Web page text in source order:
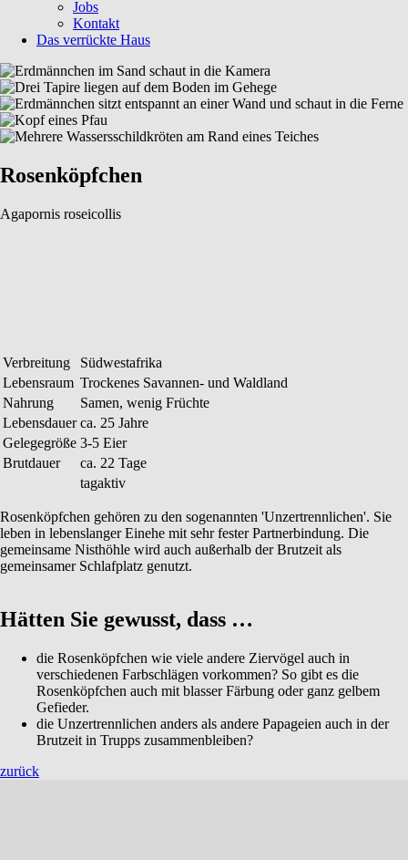
Jobs
Kontakt
Das verrückte Haus
Rosenköpfchen
Agapornis roseicollis
Verbreitung
Südwestafrika
Lebensraum Trockenes Savannen- und Waldland
Nahrung
Samen, wenig Früchte
Lebensdauer ca. 25 Jahre
Gelegegröße 3-5 Eier
Brutdauer
ca. 22 Tage
tagaktiv
Rosenköpfchen gehören zu den sogenannten 'Unzertrennlichen'. Sie
leben in lebenslanger Einehe mit sehr fester Partnerbindung. Die
gemeinsame Nisthöhle wird auch außerhalb der Brutzeit als
gemeinsamer Schlafplatz genutzt.
Hätten Sie gewusst, dass …
die Rosenköpfchen wie viele andere Ziervögel auch in
verschiedenen Farbschlägen vorkommen? So gibt es die
Rosenköpfchen auch mit blasser Färbung oder ganz gelbem
Gefieder.
die Unzertrennlichen anders als andere Papageien auch in der
Brutzeit in Trupps zusammenbleiben?
zurück